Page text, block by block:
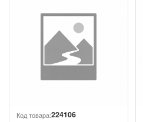
Код товара:224106